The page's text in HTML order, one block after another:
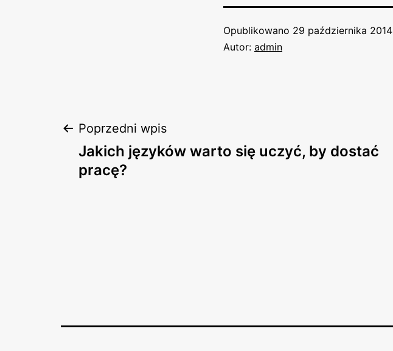
Opublikowano 29 października 2014
Autor: admin
Nawigacja
wpisu
Poprzedni wpis
Jakich języków warto się uczyć, by dostać
pracę?